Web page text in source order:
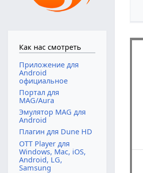
Как нас смотреть
Приложение для
Android
официальное
Портал для
MAG/Aura
Эмулятор MAG для
Android
Плагин для Dune HD
OTT Player для
Windows, Mac, iOS,
Android, LG,
Samsung